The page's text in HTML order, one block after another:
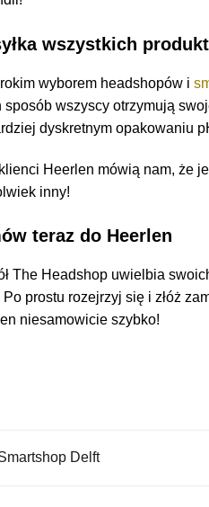
wszystkich
wyborem headshopów i
sposób wszyscy otrzymują
dyskretnym opakowaniu
Heerlen mówią nam, że
inny!
teraz do Heerlen
The Headshop uwielbia
Po prostu rozejrzyj się i złóż
niesamowicie szybko!
Delft